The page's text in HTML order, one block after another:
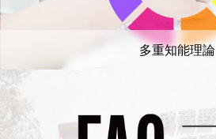
多重知能理論